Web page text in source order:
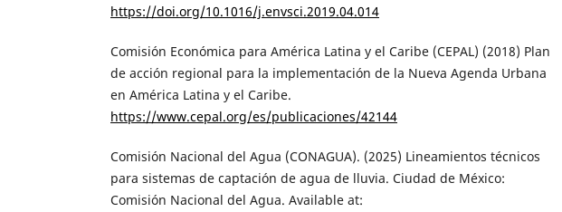
https://doi.org/10.1016/j.envsci.2019.04.014
Comisión Económica para América Latina y el Caribe (CEPAL) (2018) Plan
de acción regional para la implementación de la Nueva Agenda Urbana
en América Latina y el Caribe.
https://www.cepal.org/es/publicaciones/42144
Comisión Nacional del Agua (CONAGUA). (2025) Lineamientos técnicos
para sistemas de captación de agua de lluvia. Ciudad de México:
Comisión Nacional del Agua. Available at: